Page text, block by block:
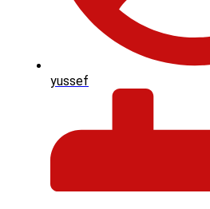
yussef